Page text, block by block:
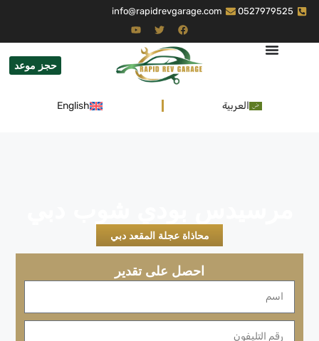
0527979525
info@rapidrevgarage.com
حجز موعد
العربية English
محاذاة عجلة المقعد دبي
احصل على تقدير